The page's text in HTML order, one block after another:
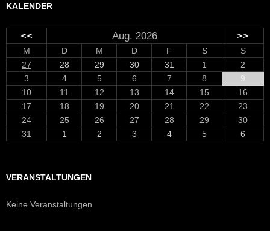
KALENDER
<< Aug. 2026 >>
M D M D F S
S
27
28 29 30 31 1
2
3
4 5 6 7 8
9
10
11 12 13 14 15
16
17
18 19 20 21 22
23
24
25 26 27 28 29
30
31
1 2 3 4 5 6
VERANSTALTUNGEN
Keine Veranstaltungen